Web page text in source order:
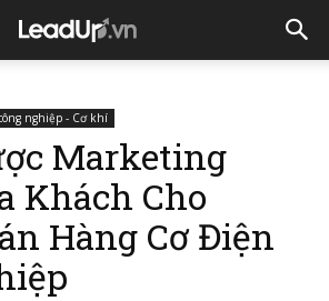
nghiệp - Cơ khí
Marketing
Khách Cho
Hàng Cơ Điện